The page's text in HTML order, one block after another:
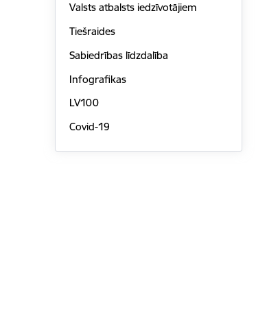
Valsts atbalsts iedzīvotājiem
Tiešraides
Sabiedrības līdzdalība
Infografikas
LV100
Covid-19